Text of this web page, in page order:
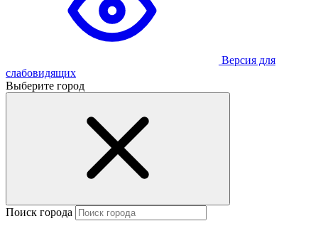
Версия для
слабовидящих
Выберите город
Поиск города